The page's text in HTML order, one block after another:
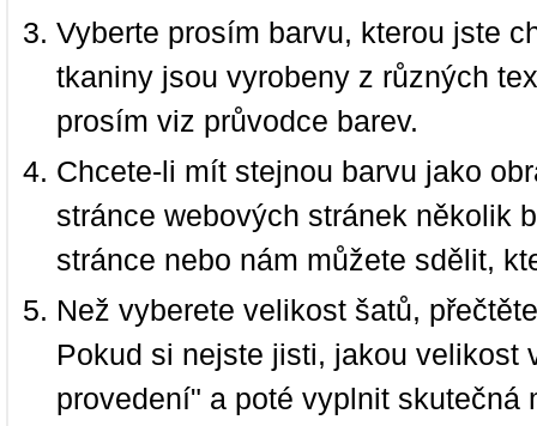
Vyberte prosím barvu, kterou jste
tkaniny jsou vyrobeny z různých
prosím viz průvodce barev.
Chcete-li mít stejnou barvu jako
stránce webových stránek několik
stránce nebo nám můžete sdělit,
Než vyberete velikost šatů,
Pokud si nejste jisti, jakou velikost
provedení" a poté vyplnit